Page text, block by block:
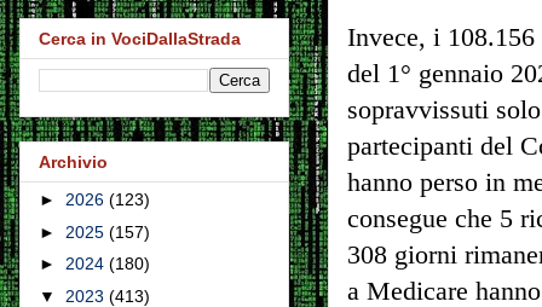
Invece, i
del 1° gennaio
sopravvissuti
partecipanti del
hanno perso in
consegue che 5
308 giorni
a Medicare
Cerca in VociDallaStrada
Archivio
► 2026 (123)
► 2025 (157)
► 2024 (180)
▼ 2023 (413)